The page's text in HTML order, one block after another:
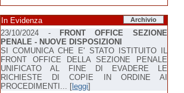
Archivio
In Evidenza
23/10/2024 -
FRONT OFFICE SEZIONE
PENALE - NUOVE DISPOSIZIONI
SI COMUNICA CHE E' STATO ISTITUITO IL
FRONT OFFICE DELLA SEZIONE PENALE
UNIFICATO AL FINE DI EVADERE LE
RICHIESTE DI COPIE IN ORDINE AI
PROCEDIMENTI... [ leggi]